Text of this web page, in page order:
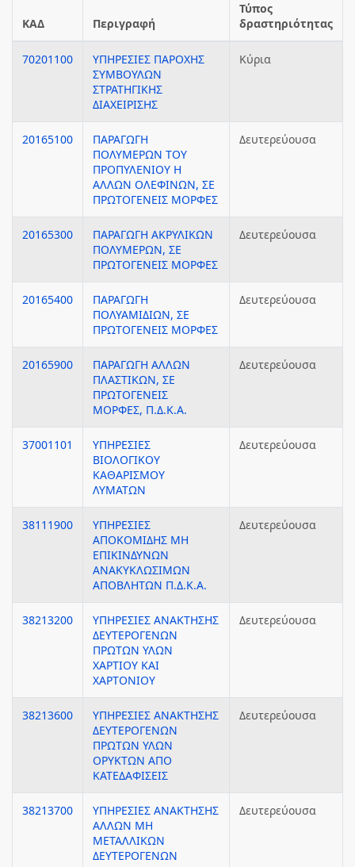
ΚΑΔ Περιγραφή
Τύπος
δραστηριότητας
70201100
ΥΠΗΡΕΣΙΕΣ ΠΑΡΟΧΗΣ
ΣΥΜΒΟΥΛΩΝ
ΣΤΡΑΤΗΓΙΚΗΣ
ΔΙΑΧΕΙΡΙΣΗΣ
Κύρια
20165100
ΠΑΡΑΓΩΓΗ
ΠΟΛΥΜΕΡΩΝ ΤΟΥ
ΠΡΟΠΥΛΕΝΙΟΥ Η
ΑΛΛΩΝ ΟΛΕΦΙΝΩΝ, ΣΕ
ΠΡΩΤΟΓΕΝΕΙΣ ΜΟΡΦΕΣ
Δευτερεύουσα
20165300
ΠΑΡΑΓΩΓΗ ΑΚΡΥΛΙΚΩΝ
ΠΟΛΥΜΕΡΩΝ, ΣΕ
ΠΡΩΤΟΓΕΝΕΙΣ ΜΟΡΦΕΣ
Δευτερεύουσα
20165400
ΠΑΡΑΓΩΓΗ
ΠΟΛΥΑΜΙΔΙΩΝ, ΣΕ
ΠΡΩΤΟΓΕΝΕΙΣ ΜΟΡΦΕΣ
Δευτερεύουσα
20165900
ΠΑΡΑΓΩΓΗ ΑΛΛΩΝ
ΠΛΑΣΤΙΚΩΝ, ΣΕ
ΠΡΩΤΟΓΕΝΕΙΣ
ΜΟΡΦΕΣ, Π.Δ.Κ.Α.
Δευτερεύουσα
37001101
ΥΠΗΡΕΣΙΕΣ
ΒΙΟΛΟΓΙΚΟΥ
ΚΑΘΑΡΙΣΜΟΥ
ΛΥΜΑΤΩΝ
Δευτερεύουσα
38111900
ΥΠΗΡΕΣΙΕΣ
ΑΠΟΚΟΜΙΔΗΣ ΜΗ
ΕΠΙΚΙΝΔΥΝΩΝ
ΑΝΑΚΥΚΛΩΣΙΜΩΝ
ΑΠΟΒΛΗΤΩΝ Π.Δ.Κ.Α.
Δευτερεύουσα
38213200
ΥΠΗΡΕΣΙΕΣ ΑΝΑΚΤΗΣΗΣ
ΔΕΥΤΕΡΟΓΕΝΩΝ
ΠΡΩΤΩΝ ΥΛΩΝ
ΧΑΡΤΙΟΥ ΚΑΙ
ΧΑΡΤΟΝΙΟΥ
Δευτερεύουσα
38213600
ΥΠΗΡΕΣΙΕΣ ΑΝΑΚΤΗΣΗΣ
ΔΕΥΤΕΡΟΓΕΝΩΝ
ΠΡΩΤΩΝ ΥΛΩΝ
ΟΡΥΚΤΩΝ ΑΠΟ
ΚΑΤΕΔΑΦΙΣΕΙΣ
Δευτερεύουσα
38213700
ΥΠΗΡΕΣΙΕΣ ΑΝΑΚΤΗΣΗΣ
ΑΛΛΩΝ ΜΗ
ΜΕΤΑΛΛΙΚΩΝ
ΔΕΥΤΕΡΟΓΕΝΩΝ
Δευτερεύουσα